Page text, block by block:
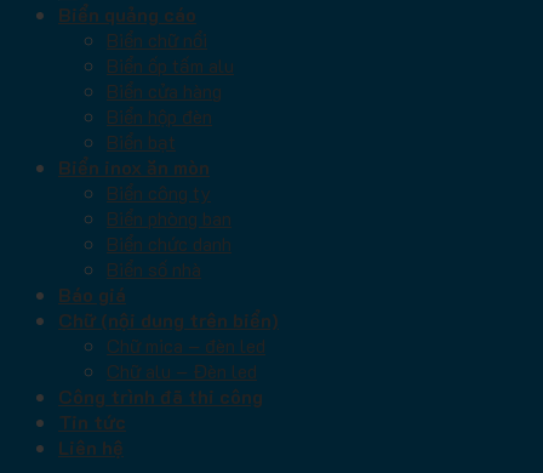
Biển quảng cáo
Biển chữ nổi
Biển ốp tấm alu
Biển cửa hàng
Biển hộp đèn
Biển bạt
Biển inox ăn mòn
Biển công ty
Biển phòng ban
Biển chức danh
Biển số nhà
Báo giá
Chữ (nội dung trên biển)
Chữ mica – đèn led
Chữ alu – Đèn led
Công trình đã thi công
Tin tức
Liên hệ